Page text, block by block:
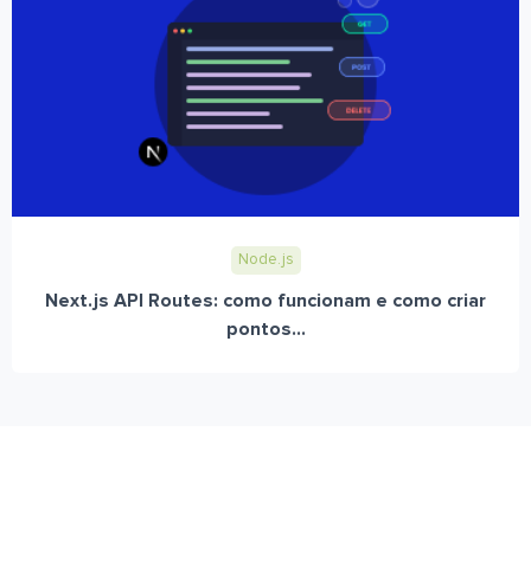
Node.js
Next.js API Routes: como funcionam e como criar
pontos...